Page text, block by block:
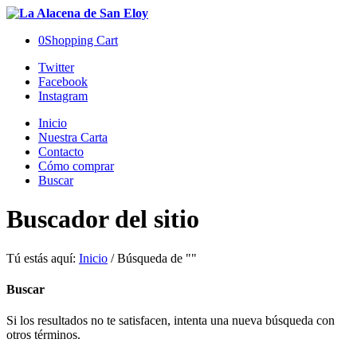
0Shopping Cart
Twitter
Facebook
Instagram
Inicio
Nuestra Carta
Contacto
Cómo comprar
Buscar
Buscador del sitio
Tú estás aquí: Inicio / Búsqueda de ""
Buscar
Si los resultados no te satisfacen, intenta una nueva búsqueda con
otros términos.